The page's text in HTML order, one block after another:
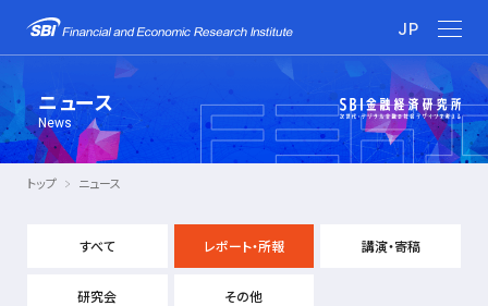
JP
ニュース
News
トップ ニュース
すべて レポート・所報 講演・寄稿
研究会 その他